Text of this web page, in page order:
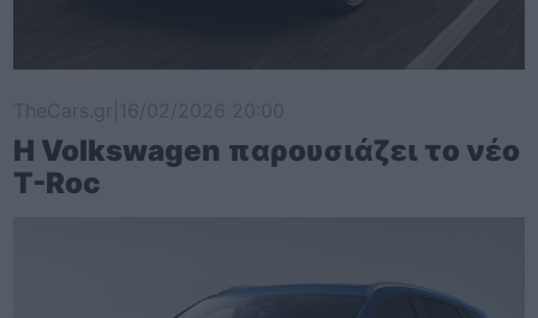
Η Volkswagen παρουσιάζει το νέο
T-Roc